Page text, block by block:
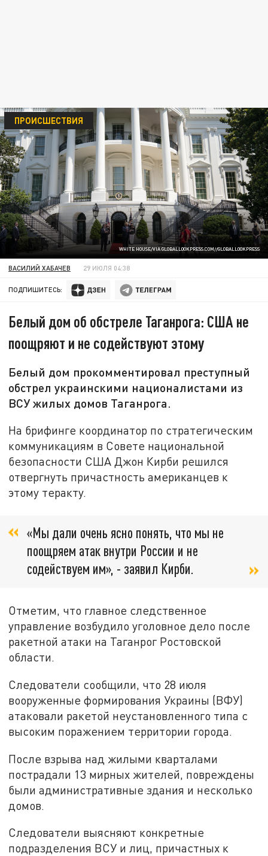
WHITE HOUSE/VIA GLOBALLOOKPRESS.COM//GLOBALLOOKPRESS
ПРОИСШЕСТВИЯ
ВАСИЛИЙ ХАБАЧЕВ 29 ИЮЛЯ 04:38
ПОДПИШИТЕСЬ:
Белый дом об обстреле Таганрога: США не
поощряют и не содействуют этому
Белый дом прокомментировал преступный
обстрел украинскими националистами из
ВСУ жилых домов Таганрога.
На брифинге координатор по стратегическим
коммуникациям в Совете национальной
безопасности США Джон Кирби решился
отвергнуть причастность американцев к
этому теракту.
«Мы дали очень ясно понять, что мы не
поощряем атак внутри России и не
содействуем им», - заявил Кирби.
Отметим, что главное следственное
управление возбудило уголовное дело после
ракетной атаки на Таганрог Ростовской
области.
Следователи сообщили, что 28 июля
вооруженные формирования Украины (ВФУ)
атаковали ракетой неустановленного типа с
высоким поражением территории города.
После взрыва над жилыми кварталами
пострадали 13 мирных жителей, повреждены
были административные здания и несколько
домов.
Следователи выясняют конкретные
подразделения ВСУ и лиц, причастных к